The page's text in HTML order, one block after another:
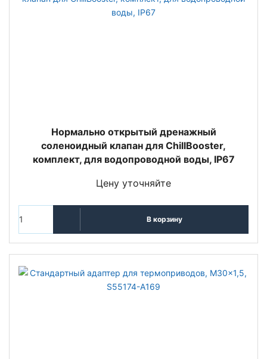
Нормально открытый дренажный
соленоидный клапан для ChillBooster,
комплект, для водопроводной воды, IP67
Цену уточняйте
В корзину